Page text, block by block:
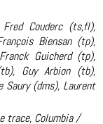
Couderc (ts,fl),
Biensan (tp),
Guicherd (tp),
Guy Arbion (tb),
(dms), Laurent
trace, Columbia /